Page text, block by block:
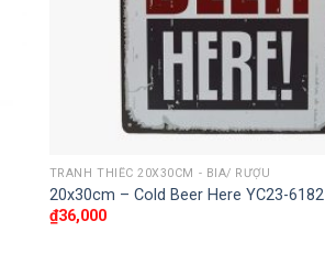
TRANH THIẾC 20X30CM - BIA/ RƯỢU
20x30cm – Cold Beer Here YC23-6182
₫36,000